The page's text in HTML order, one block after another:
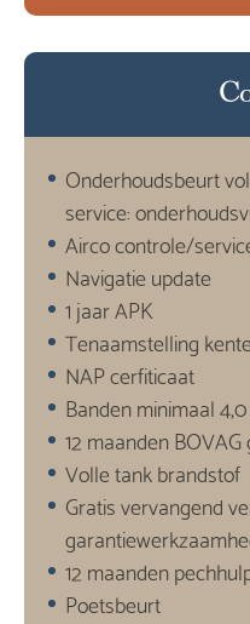
Onderhoudsbeurt
service:
Airco controle/
Navigatie update
1 jaar APK
Tenaamstelling
NAP cerfiticaat
Banden minimaal
12 maanden
Volle tank brandstof
Gratis vervangend
12 maanden
Poetsbeurt